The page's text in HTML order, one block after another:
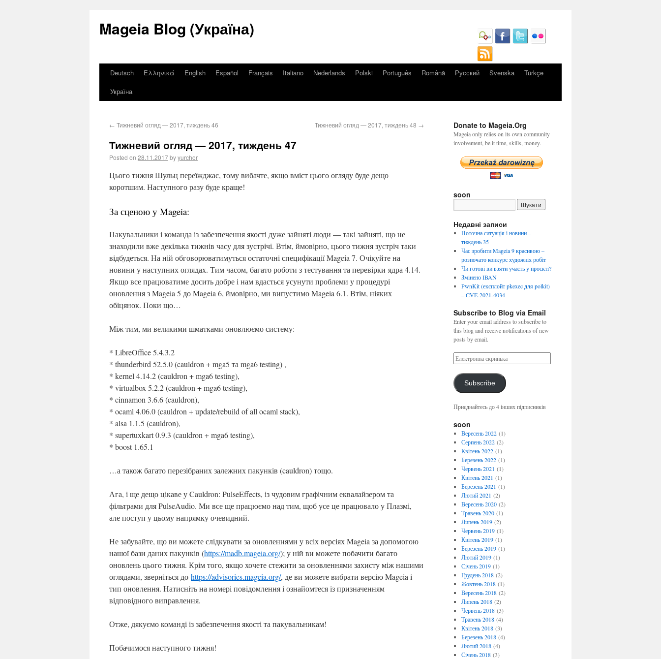
Mageia Blog (Україна)
Deutsch Ελληνικά English Español Français Italiano Nederlands Polski Português Română Русский Svenska
Türkçe
Україна
← Тижневий огляд — 2017, тиждень 46 Тижневий огляд — 2017, тиждень 48 →
Тижневий огляд — 2017, тиждень 47
Posted on 28.11.2017byyurchor
Цього тижня Шульц переїжджає, тому вибачте, якщо вміст цього огляду буде дещо
коротшим. Наступного разу буде краще!
За сценою у Mageia:
Пакувальники і команда із забезпечення якості дуже зайняті люди — такі зайняті, що не
знаходили вже декілька тижнів часу для зустрічі. Втім, ймовірно, цього тижня зустріч таки
відбудеться. На ній обговорюватимуться остаточні специфікації Mageia 7. Очікуйте на
новини у наступних оглядах. Тим часом, багато роботи з тестування та перевірки ядра 4.14.
Якщо все працюватиме досить добре і нам вдасться усунути проблеми у процедурі
оновлення з Mageia 5 до Mageia 6, ймовірно, ми випустимо Mageia 6.1. Втім, ніяких
обіцянок. Поки що…
Між тим, ми великими шматками оновлюємо систему:
* LibreOffice 5.4.3.2
* thunderbird 52.5.0 (cauldron + mga5 та mga6 testing) ,
* kernel 4.14.2 (cauldron + mga6 testing),
* virtualbox 5.2.2 (cauldron + mga6 testing),
* cinnamon 3.6.6 (cauldron),
* ocaml 4.06.0 (cauldron + update/rebuild of all ocaml stack),
* alsa 1.1.5 (cauldron),
* supertuxkart 0.9.3 (cauldron + mga6 testing),
* boost 1.65.1
…а також багато перезібраних залежних пакунків (cauldron) тощо.
Ага, і ще дещо цікаве у Cauldron: PulseEffects, із чудовим графічним еквалайзером та
фільтрами для PulseAudio. Ми все ще працюємо над тим, щоб усе це працювало у Плазмі,
але поступ у цьому напрямку очевидний.
Не забувайте, що ви можете слідкувати за оновленнями у всіх версіях Mageia за допомогою
нашої бази даних пакунків (https://madb.mageia.org/); у ній ви можете побачити багато
оновлень цього тижня. Крім того, якщо хочете стежити за оновленнями захисту між нашими
оглядами, зверніться до https://advisories.mageia.org/, де ви можете вибрати версію Mageia і
тип оновлення. Натисніть на номері повідомлення і ознайомтеся із призначенням
відповідного виправлення.
Отже, дякуємо команді із забезпечення якості та пакувальникам!
Побачимося наступного тижня!
Donate to Mageia.Org
Mageia only relies on its own community
involvement, be it time, skills, money.
soon
Недавні записи
Поточна ситуація і новини –
тиждень 35
Час зробити Mageia 9 красивою –
розпочато конкурс художніх робіт
Чи готові ви взяти участь у проєкті?
Змінено IBAN
PwnKit (експлойт pkexec для polkit)
– CVE-2021-4034
Subscribe to Blog via Email
Enter your email address to subscribe to
this blog and receive notifications of new
posts by email.
Subscribe
Приєднайтесь до 4 інших підписників
soon
Вересень 2022(1)
Серпень 2022(2)
Квітень 2022(1)
Березень 2022(1)
Червень 2021 (1)
Квітень 2021 (1)
Березень 2021 (1)
Лютий 2021 (2)
Вересень 2020(2)
Травень 2020(1)
Липень 2019(2)
Червень 2019(1)
Квітень 2019(1)
Березень 2019(1)
Лютий 2019(1)
Січень 2019(1)
Грудень 2018(2)
Жовтень 2018(1)
Вересень 2018(2)
Липень 2018(2)
Червень 2018(3)
Травень 2018(4)
Квітень 2018(3)
Березень 2018(4)
Лютий 2018(4)
Січень 2018(3)